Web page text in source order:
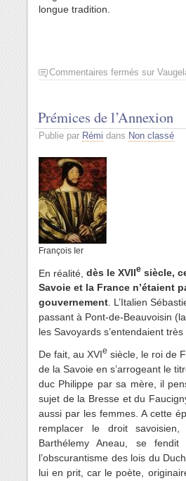
longue tradition.
Commentaires fermés sur
Prémices de l’Annexion
Publie par Rémi dans Non classé
François Ier
En réalité, dès le XVIIe siècle,
Savoie et la France n’étaient
gouvernement. L’Italien
passant à Pont-de-Beauvoisin
les Savoyards s’entendaient
De fait, au XVIe siècle, le roi de
de la Savoie en s’arrogeant le
duc Philippe par sa mère, il
sujet de la Bresse et du
aussi par les femmes. A cette
remplacer le droit
Barthélemy Aneau, se
l’obscurantisme des lois du
lui en prit, car le poète,